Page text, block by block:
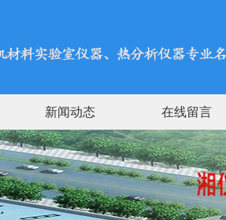
新闻动态 在线留言